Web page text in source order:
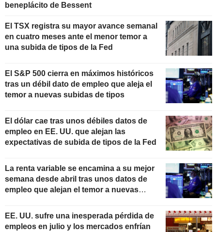
beneplácito de Bessent
El TSX registra su mayor avance semanal
en cuatro meses ante el menor temor a
una subida de tipos de la Fed
El S&P 500 cierra en máximos históricos
tras un débil dato de empleo que aleja el
temor a nuevas subidas de tipos
El dólar cae tras unos débiles datos de
empleo en EE. UU. que alejan las
expectativas de subida de tipos de la Fed
La renta variable se encamina a su mejor
semana desde abril tras unos datos de
empleo que alejan el temor a nuevas
EE. UU. sufre una inesperada pérdida de
empleos en julio y los mercados enfrían